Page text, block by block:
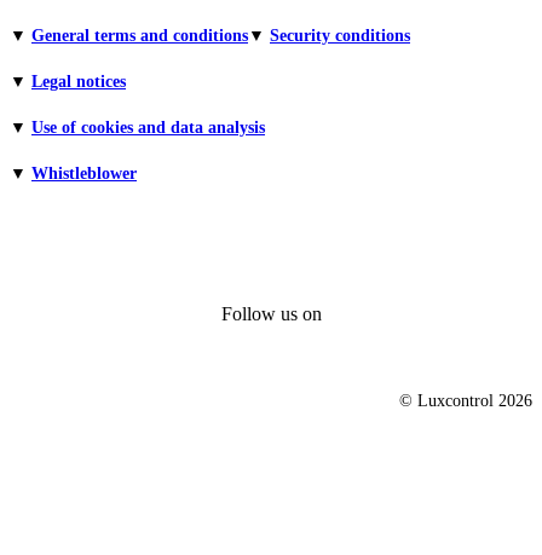
▼ General terms and conditions​ ▼ Security conditions
▼ Legal notices
▼ Use of cookies and data analysis
▼ Whistleblower
Follow us on
© Luxcontrol 2026